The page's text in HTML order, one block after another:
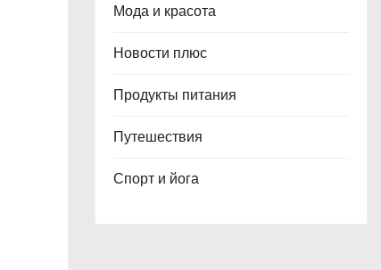
Мода и красота
Новости плюс
Продукты питания
Путешествия
Спорт и йога